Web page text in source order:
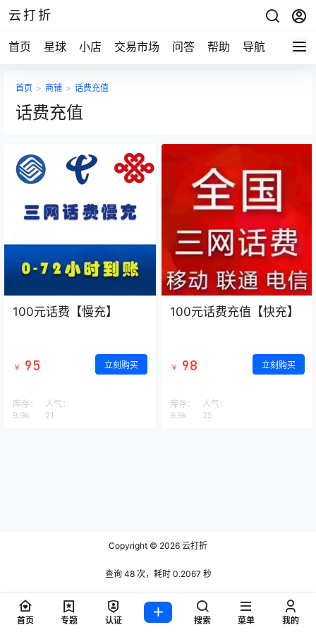
云打折
首页 星球 小店 交易市场 问答 帮助 导航 快报
首页 > 商铺 > 话费充值
话费充值
100元话费【慢充】
￥ 95 立刻购买
库存：
9.9k
人气：
21
100元话费充值【快充】
￥ 98 立刻购买
库存：
9.9k
人气：
25
Copyright © 2026 云打折
查询 48 次，耗时 0.2067 秒
首页 专题 认证 搜索 菜单 我的